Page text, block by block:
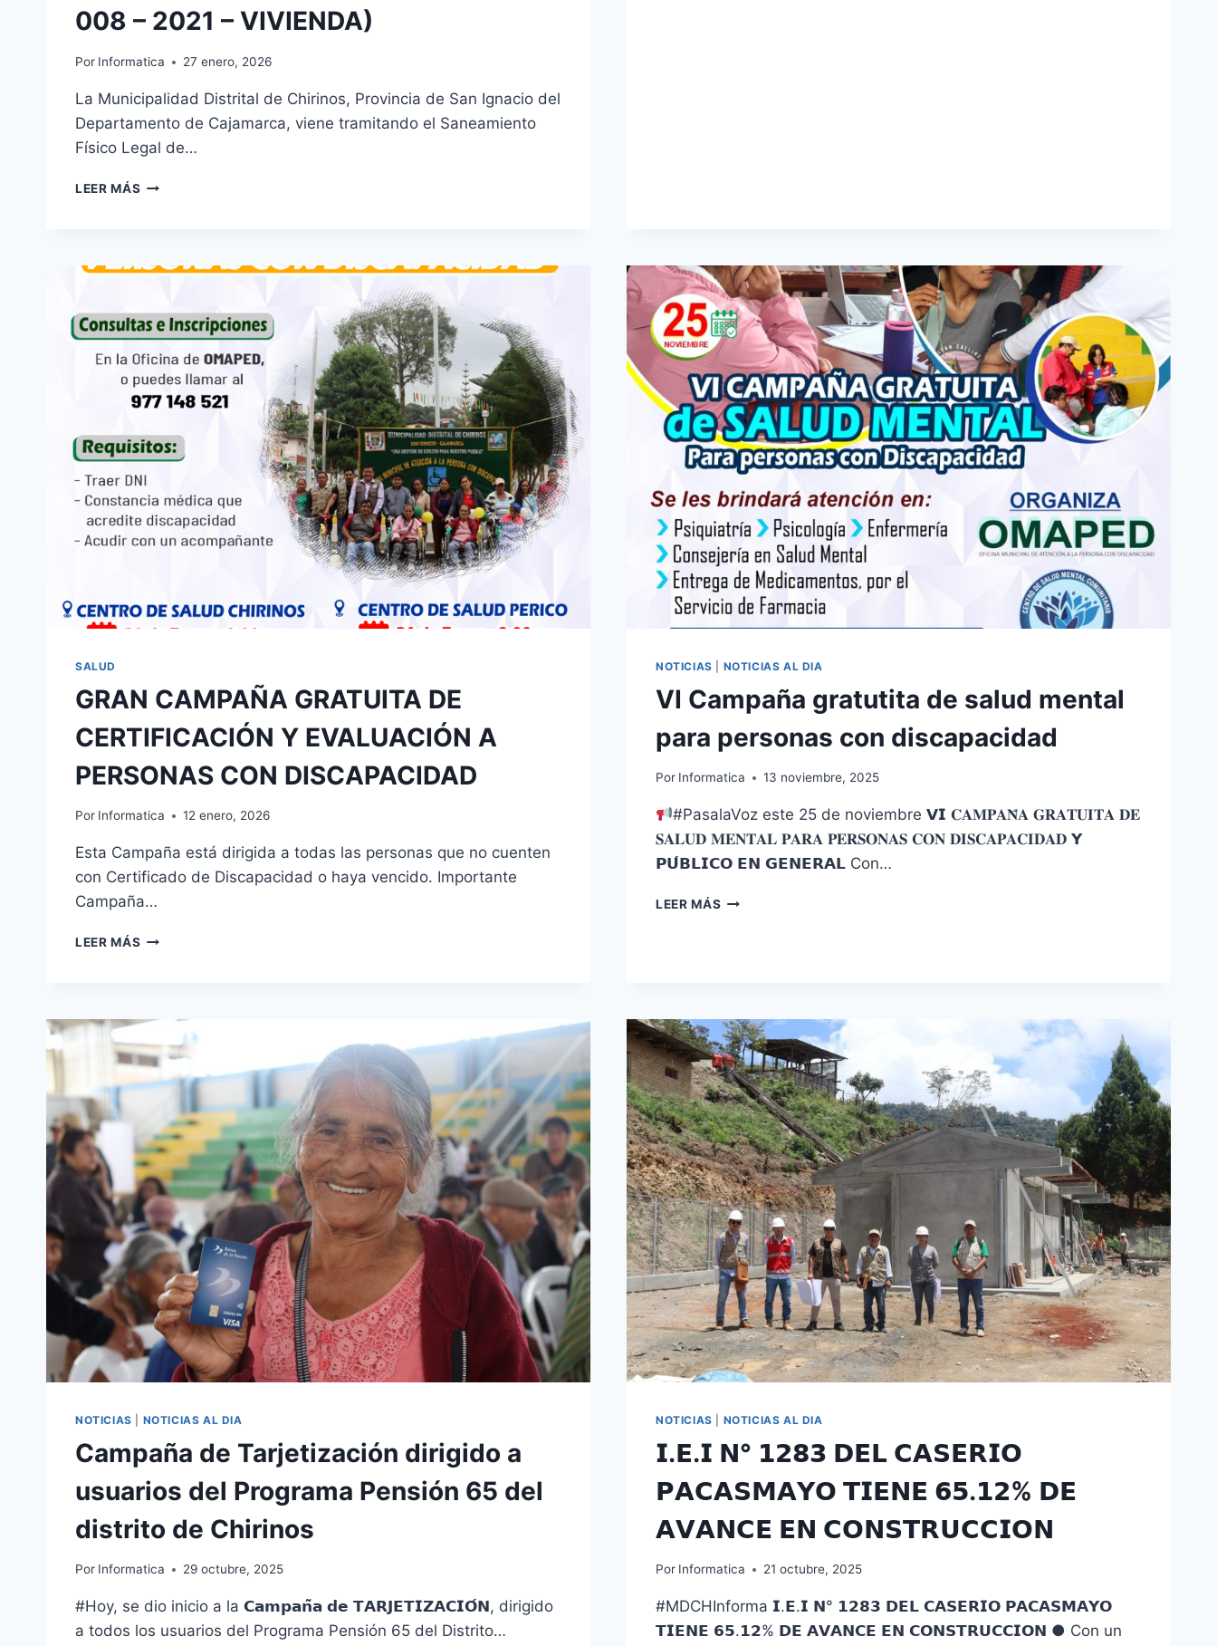
008 – 2021 – VIVIENDA)
Por Informatica 27 enero, 2026
La Municipalidad Distrital de Chirinos, Provincia de San Ignacio del
Departamento de Cajamarca, viene tramitando el Saneamiento
Físico Legal de…
LEER MÁS AVISO
INMUEBLES
(D.S.
008
–
2021
–
SALUD
GRAN CAMPAÑA GRATUITA DE
CERTIFICACIÓN Y EVALUACIÓN A
PERSONAS CON DISCAPACIDAD
Por Informatica 12 enero, 2026
Esta Campaña está dirigida a todas las personas que no cuenten
con Certificado de Discapacidad o haya vencido. Importante
Campaña…
LEER MÁS GRAN
EVALUACIÓN
A
PERSONAS
DISCAPACIDAD
NOTICIAS NOTICIAS AL DIA
VI Campaña gratutita de salud mental
para personas con discapacidad
Por Informatica 13 noviembre, 2025
#PasalaVoz este 25 de noviembre 𝗩𝗜 𝐂𝐀𝐌𝐏𝐀𝐍̃𝐀 𝐆𝐑𝐀𝐓𝐔𝐈𝐓𝐀 𝐃𝐄
𝐒𝐀𝐋𝐔𝐃 𝐌𝐄𝐍𝐓𝐀𝐋 𝐏𝐀𝐑𝐀 𝐏𝐄𝐑𝐒𝐎𝐍𝐀𝐒 𝐂𝐎𝐍 𝐃𝐈𝐒𝐂𝐀𝐏𝐀𝐂𝐈𝐃𝐀𝐃 𝗬
𝗣𝗨́𝗕𝗟𝗜𝗖𝗢 𝗘𝗡 𝗚𝗘𝗡𝗘𝗥𝗔𝗟 Con…
LEER MÁS VI
PERSONAS
CON
DISCAPACIDAD
NOTICIAS NOTICIAS AL DIA
Campaña de Tarjetización dirigido a
usuarios del Programa Pensión 65 del
distrito de Chirinos
Por Informatica 29 octubre, 2025
#Hoy, se dio inicio a la 𝗖𝗮𝗺𝗽𝗮𝗻̃𝗮 𝗱𝗲 𝗧𝗔𝗥𝗝𝗘𝗧𝗜𝗭𝗔𝗖𝗜𝗢́𝗡, dirigido
a todos los usuarios del Programa Pensión 65 del Distrito…
NOTICIAS NOTICIAS AL DIA
𝗜.𝗘.𝗜 𝗡° 𝟭𝟮𝟴𝟯 𝗗𝗘𝗟 𝗖𝗔𝗦𝗘𝗥𝗜𝗢
𝗣𝗔𝗖𝗔𝗦𝗠𝗔𝗬𝗢 𝗧𝗜𝗘𝗡𝗘 𝟲𝟱.𝟭𝟮% 𝗗𝗘
𝗔𝗩𝗔𝗡𝗖𝗘 𝗘𝗡 𝗖𝗢𝗡𝗦𝗧𝗥𝗨𝗖𝗖𝗜𝗢𝗡
Por Informatica 21 octubre, 2025
#MDCHInforma 𝗜.𝗘.𝗜 𝗡° 𝟭𝟮𝟴𝟯 𝗗𝗘𝗟 𝗖𝗔𝗦𝗘𝗥𝗜𝗢 𝗣𝗔𝗖𝗔𝗦𝗠𝗔𝗬𝗢
𝗧𝗜𝗘𝗡𝗘 𝟲𝟱.𝟭𝟮% 𝗗𝗘 𝗔𝗩𝗔𝗡𝗖𝗘 𝗘𝗡 𝗖𝗢𝗡𝗦𝗧𝗥𝗨𝗖𝗖𝗜𝗢𝗡 ● Con un